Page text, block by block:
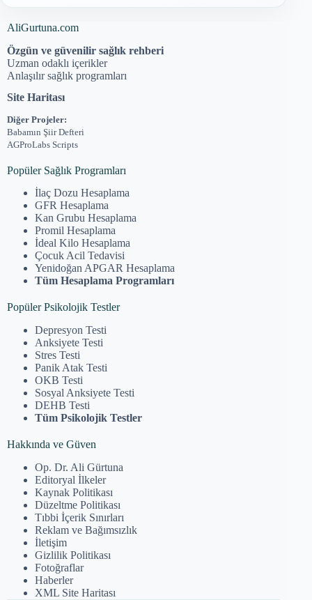
AliGurtuna.com
Özgün ve güvenilir sağlık rehberi
Uzman odaklı içerikler
Anlaşılır sağlık programları
Site Haritası
Diğer Projeler:
Babamın Şiir Defteri
AGProLabs Scripts
Popüler Sağlık Programları
İlaç Dozu Hesaplama
GFR Hesaplama
Kan Grubu Hesaplama
Promil Hesaplama
İdeal Kilo Hesaplama
Çocuk Acil Tedavisi
Yenidoğan APGAR Hesaplama
Tüm Hesaplama Programları
Popüler Psikolojik Testler
Depresyon Testi
Anksiyete Testi
Stres Testi
Panik Atak Testi
OKB Testi
Sosyal Anksiyete Testi
DEHB Testi
Tüm Psikolojik Testler
Hakkında ve Güven
Op. Dr. Ali Gürtuna
Editoryal İlkeler
Kaynak Politikası
Düzeltme Politikası
Tıbbi İçerik Sınırları
Reklam ve Bağımsızlık
İletişim
Gizlilik Politikası
Fotoğraflar
Haberler
XML Site Haritası